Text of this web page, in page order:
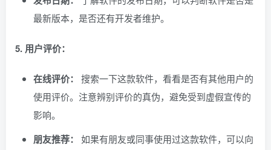
最新版本，是否还有开发者维护。
5. 用户评价：
在线评价：
搜索一下这款软件，看看是否有其他用户的
使用评价。注意辨别评价的真伪，避免受到虚假宣传的
影响。
朋友推荐：
如果有朋友或同事使用过这款软件，可以向